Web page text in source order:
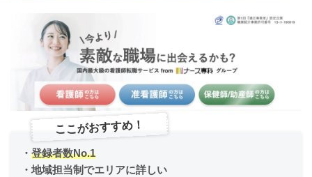
ここがおすすめ！
・ 登録者数No.1
・地域担当制でエリアに詳しい